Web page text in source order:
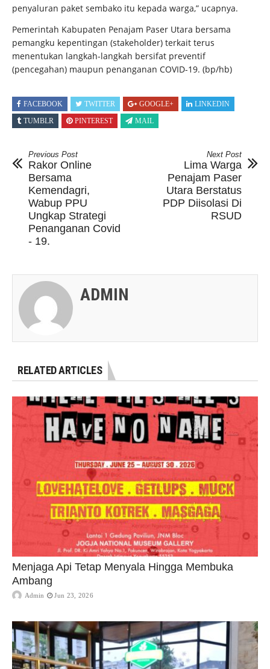
penyaluran paket sembako itu kepada warga,” ucapnya.
Pemerintah Kabupaten Penajam Paser Utara bersama
pemangku kepentingan (stakeholder) terkait terus
menentukan langkah-langkah bersifat preventif
(pencegahan) maupun penanganan COVID-19. (bp/hb)
FACEBOOK TWITTER GOOGLE+
LINKEDIN
TUMBLR
PINTEREST MAIL
Previous Post
Rakor Online
Bersama
Kemendagri,
Wabup PPU
Ungkap Strategi
Penanganan Covid
- 19.
Next Post
Lima Warga
Penajam Paser
Utara Berstatus
PDP Diisolasi Di
RSUD
ADMIN
RELATED ARTICLES
Menjaga Api Tetap Menyala Hingga Membuka
Ambang
Admin Jun 23, 2026